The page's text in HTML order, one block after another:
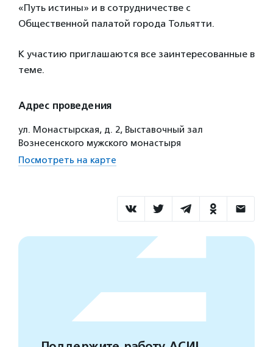
«Путь истины» и в сотрудничестве с
Общественной палатой города Тольятти.
К участию приглашаются все заинтересованные в
теме.
Адрес проведения
ул. Монастырская, д. 2, Выставочный зал
Вознесенского мужского монастыря
Посмотреть на карте